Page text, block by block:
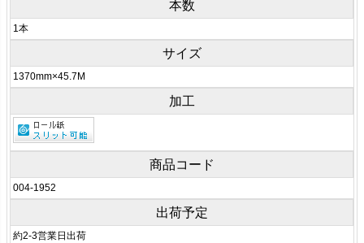
本数
1本
サイズ
1370mm×45.7M
加工
商品コード
004-1952
出荷予定
約2-3営業日出荷